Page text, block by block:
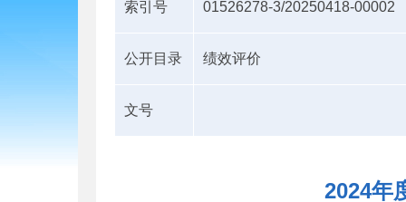
索引号 01526278-3/20250418-00002
公开目录 绩效评价
文号
2024年